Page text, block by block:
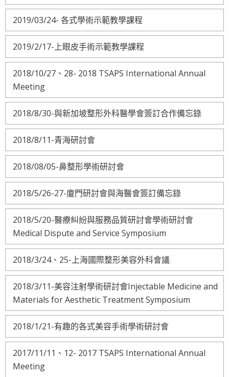
2019/03/24- 各式學術示範教學課程
2019/2/17-上眼皮手術示範教學課程
2018/10/27、28- 2018 TSAPS International Annual
Meeting
2018/8/30-與新加坡整形外科醫學會簽訂合作備忘錄
2018/8/11-青海研討會
2018/08/05-鼻整形學術研討會
2018/5/26-27-廈門研討會與海醫會簽訂備忘錄
2018/5/20-醫療糾紛與服務品質研討會學術研討會
Medical Dispute and Service Symposium
2018/3/24、25-上海國際整形美容外科會議
2018/3/11-美容注射學術研討會Injectable Medicine and
Materials for Aesthetic Treatment Symposium
2018/1/21-有趣的各式美容手術學術研討會
2017/11/11、12- 2017 TSAPS International Annual
Meeting